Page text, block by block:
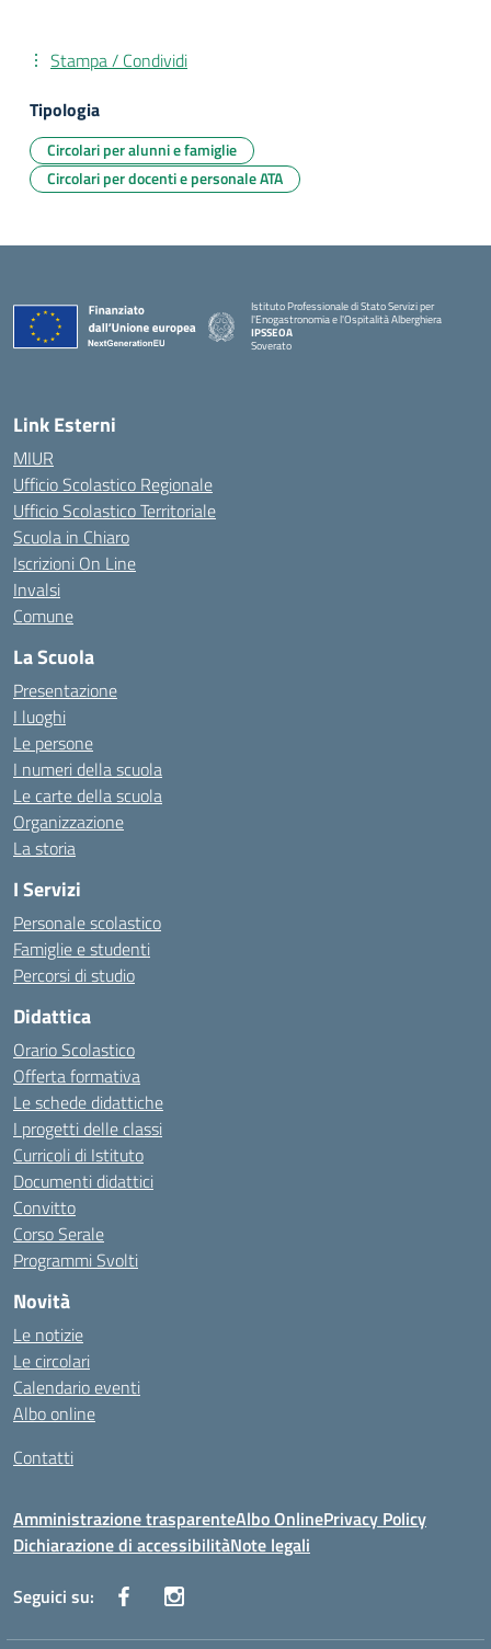
Stampa / Condividi
Tipologia
Circolari per alunni e famiglie
Circolari per docenti e personale ATA
Istituto Professionale di Stato Servizi per
l'Enogastronomia e l'Ospitalità Alberghiera
IPSSEOA
Soverato
Link Esterni
MIUR
Ufficio Scolastico Regionale
Ufficio Scolastico Territoriale
Scuola in Chiaro
Iscrizioni On Line
Invalsi
Comune
La Scuola
Presentazione
I luoghi
Le persone
I numeri della scuola
Le carte della scuola
Organizzazione
La storia
I Servizi
Personale scolastico
Famiglie e studenti
Percorsi di studio
Didattica
Orario Scolastico
Offerta formativa
Le schede didattiche
I progetti delle classi
Curricoli di Istituto
Documenti didattici
Convitto
Corso Serale
Programmi Svolti
Novità
Le notizie
Le circolari
Calendario eventi
Albo online
Contatti
Amministrazione trasparenteAlbo OnlinePrivacy Policy
Dichiarazione di accessibilitàNote legali
Seguici su: